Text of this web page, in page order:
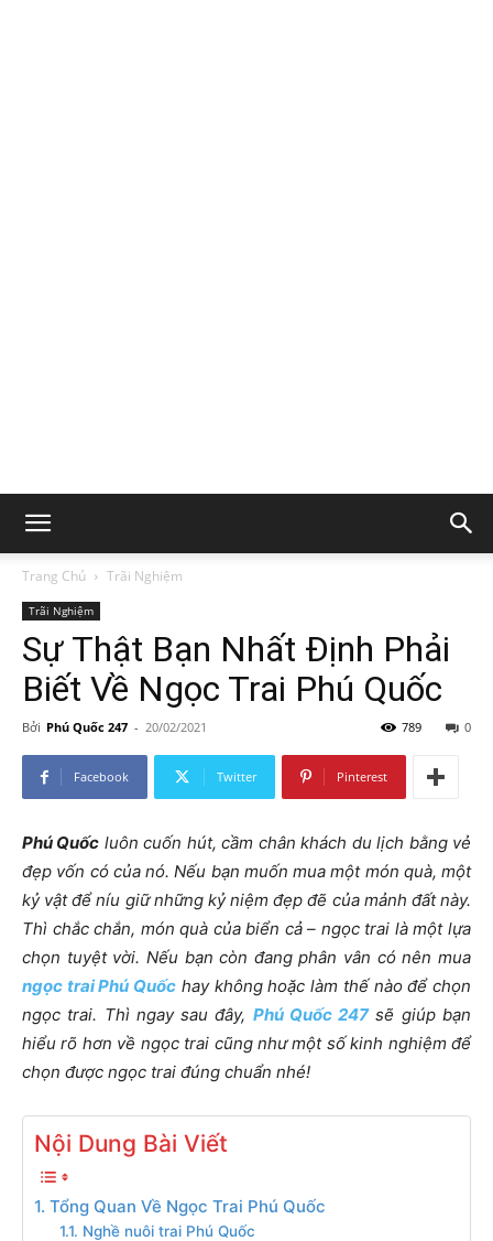
Trang Chủ Trãi Nghiệm
Trãi Nghiệm
Sự Thật Bạn Nhất Định Phải
Biết Về Ngọc Trai Phú Quốc
Bởi Phú Quốc 247 - 20/02/2021 0
789
Facebook Twitter Pinterest
Phú Quốc luôn cuốn hút, cầm chân khách du lịch bằng vẻ
đẹp vốn có của nó. Nếu bạn muốn mua một món quà, một
kỷ vật để níu giữ những kỷ niệm đẹp đẽ của mảnh đất này.
Thì chắc chắn, món quà của biển cả – ngọc trai là một lựa
chọn tuyệt vời. Nếu bạn còn đang phân vân có nên mua
ngọc trai Phú Quốc hay không hoặc làm thế nào để chọn
ngọc trai. Thì ngay sau đây, Phú Quốc 247sẽ giúp bạn
hiểu rõ hơn về ngọc trai cũng như một số kinh nghiệm để
chọn được ngọc trai đúng chuẩn nhé!
Nội Dung Bài Viết
1. Tổng Quan Về Ngọc Trai Phú Quốc
1.1. Nghề nuôi trai Phú Quốc